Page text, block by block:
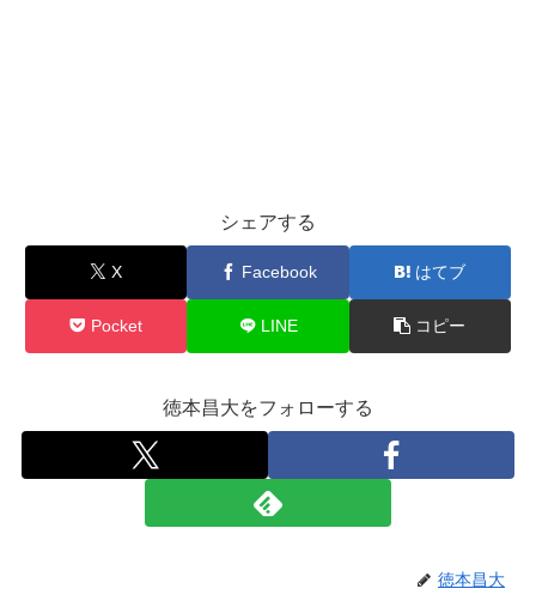
シェアする
X Facebook はてブ
Pocket LINE コピー
徳本昌大をフォローする
徳本昌大